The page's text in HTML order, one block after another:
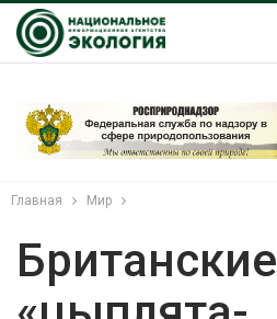
Главная Мир
Британские